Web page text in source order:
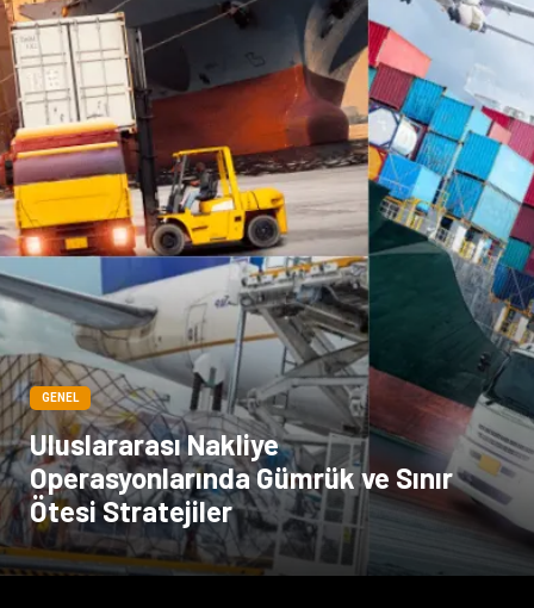
GENEL
Uluslararası Nakliye
Operasyonlarında Gümrük ve Sınır
Ötesi Stratejiler